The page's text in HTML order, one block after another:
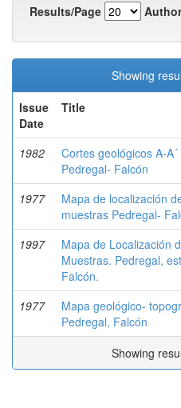
Results/Page
Showing
Issue
Date
Title
1982
Cortes geológicos A-A´
Pedregal- Falcón
1977
Mapa de localización
muestras Pedregal-
1997
Mapa de Localización
Muestras. Pedregal,
Falcón.
1977
Mapa geológico-
Pedregal, Falcón
Showing